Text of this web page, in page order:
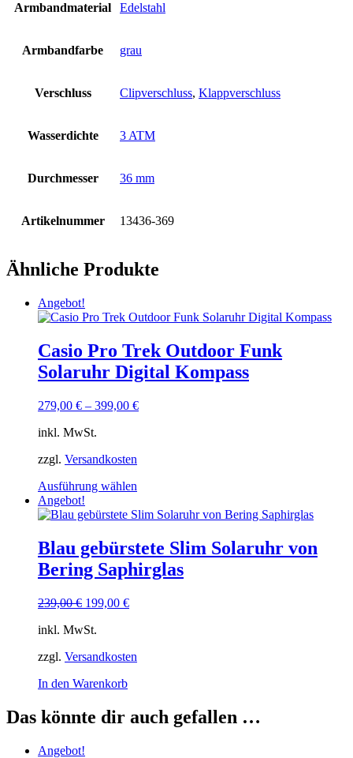
Armbandmaterial Edelstahl
Armbandfarbe grau
Verschluss Clipverschluss, Klappverschluss
Wasserdichte 3 ATM
Durchmesser 36 mm
Artikelnummer 13436-369
Ähnliche Produkte
Angebot!
Casio Pro Trek Outdoor Funk
Solaruhr Digital Kompass
279,00 € – 399,00 €
inkl. MwSt.
zzgl. Versandkosten
Ausführung wählen
weist
Varianten
auf.
Die
Angebot!
Blau gebürstete Slim Solaruhr von
Bering Saphirglas
239,00€ Ursprünglicher
war:
199,00 €Aktueller
inkl. MwSt.
zzgl. Versandkosten
In den Warenkorb
Das könnte dir auch gefallen …
Angebot!